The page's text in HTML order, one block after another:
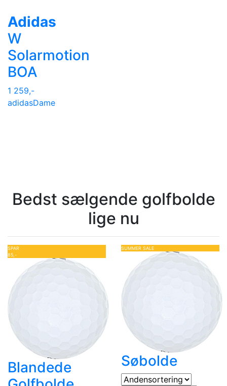
Adidas
W
Solarmotion
BOA
1 259,-
adidasDame
Bedst sælgende golfbolde
lige nu
SPAR
85,-
Blandede
SUMMER SALE
Søbolde